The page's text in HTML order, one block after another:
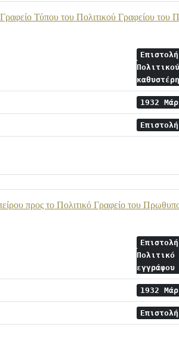
Τύπου του Πολιτικού Γραφείου
1932
Επιστολή
προς το Πολιτικό Γραφείο του
1932
Επιστολή